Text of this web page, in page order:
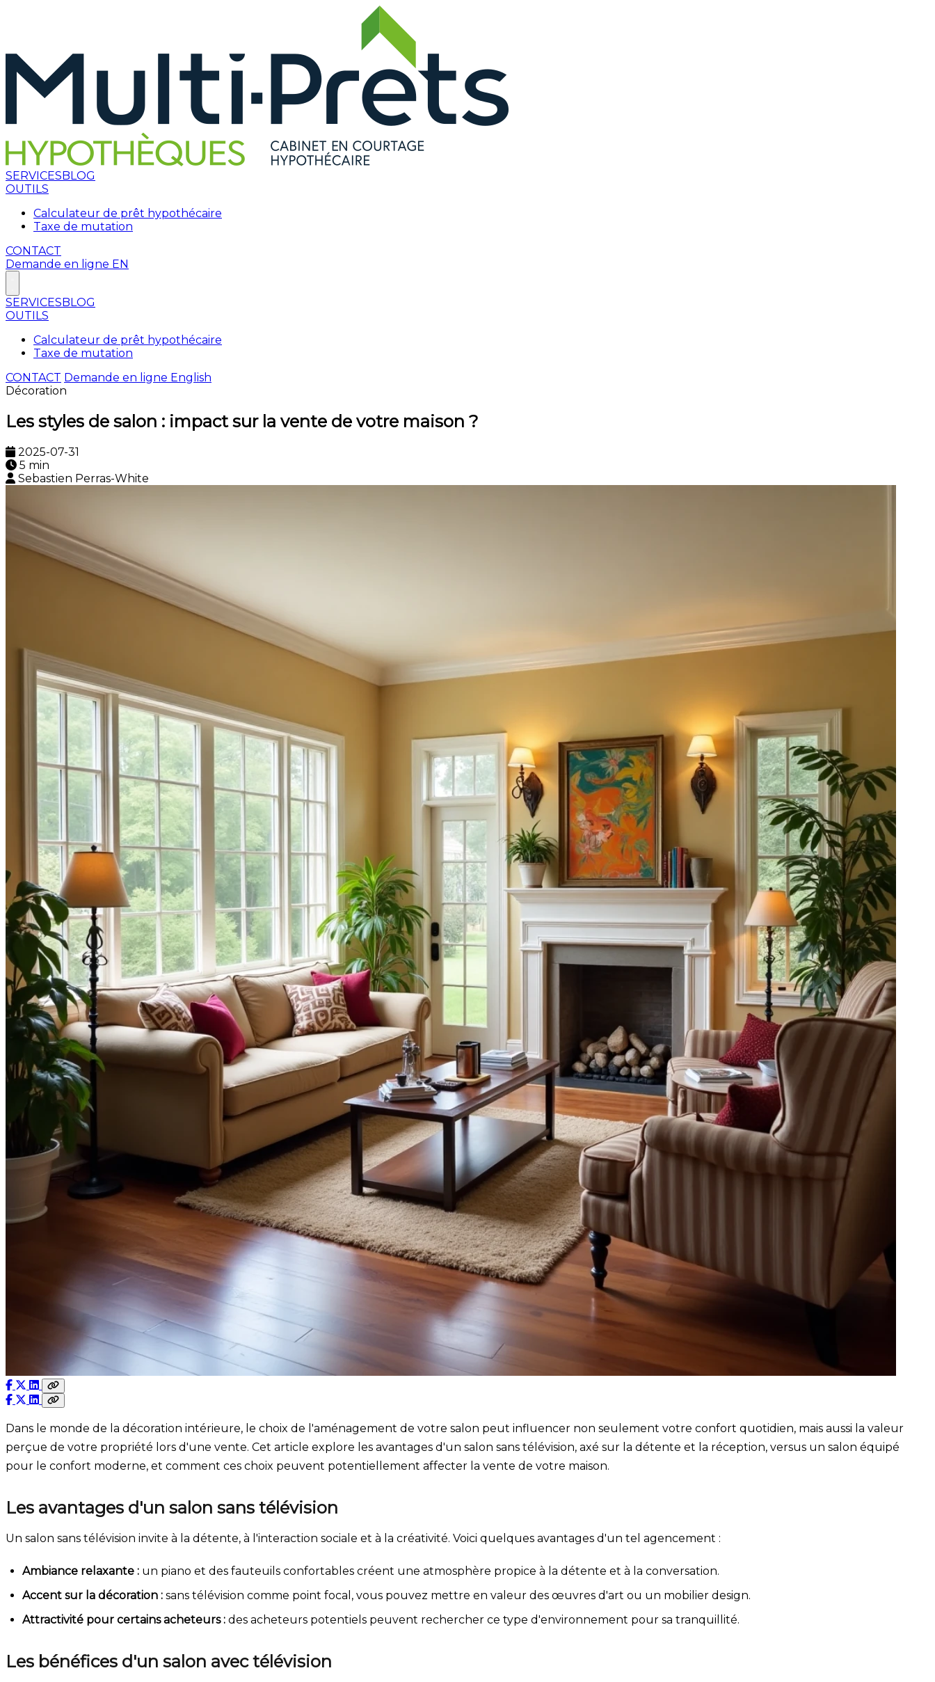
SERVICESBLOG
OUTILS
Calculateur de prêt hypothécaire
Taxe de mutation
CONTACT
Demande en ligne EN
SERVICESBLOG
OUTILS
Calculateur de prêt hypothécaire
Taxe de mutation
CONTACT Demande en ligne English
Décoration
Les styles de salon : impact sur la vente de votre maison ?
2025-07-31
5 min
Sebastien Perras-White
Dans le monde de la décoration intérieure, le choix de l'aménagement de votre salon peut influencer non seulement votre confort quotidien, mais aussi la valeur
perçue de votre propriété lors d'une vente. Cet article explore les avantages d'un salon sans télévision, axé sur la détente et la réception, versus un salon équipé
pour le confort moderne, et comment ces choix peuvent potentiellement affecter la vente de votre maison.
Les avantages d'un salon sans télévision
Un salon sans télévision invite à la détente, à l'interaction sociale et à la créativité. Voici quelques avantages d'un tel agencement :
Ambiance relaxante : un piano et des fauteuils confortables créent une atmosphère propice à la détente et à la conversation.
Accent sur la décoration : sans télévision comme point focal, vous pouvez mettre en valeur des œuvres d'art ou un mobilier design.
Attractivité pour certains acheteurs : des acheteurs potentiels peuvent rechercher ce type d'environnement pour sa tranquillité.
Les bénéfices d'un salon avec télévision